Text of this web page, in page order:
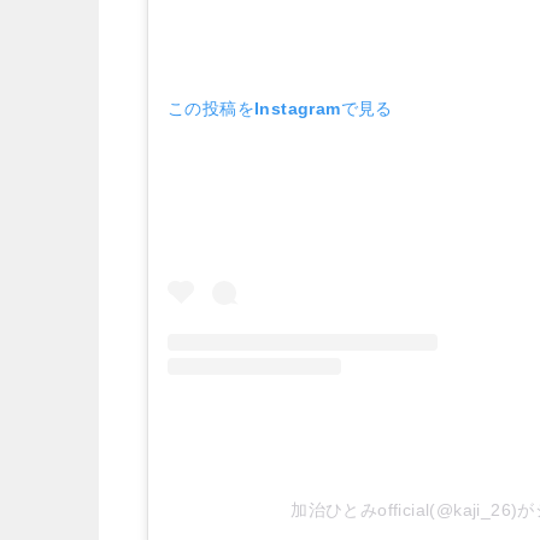
この投稿をInstagramで見る
加治ひとみofficial(@kaji_26)が